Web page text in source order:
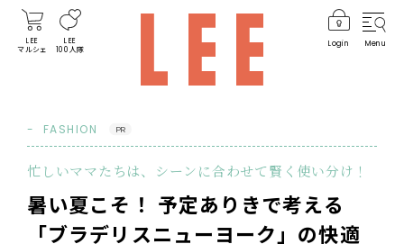
LEE
マルシェ
LEE
100人隊
Login Menu
FASHION PR
忙しいママたちは、シーンに合わせて賢く使い分け！
暑い夏こそ！ 予定ありきで考える
「ブラデリスニューヨーク」の快適